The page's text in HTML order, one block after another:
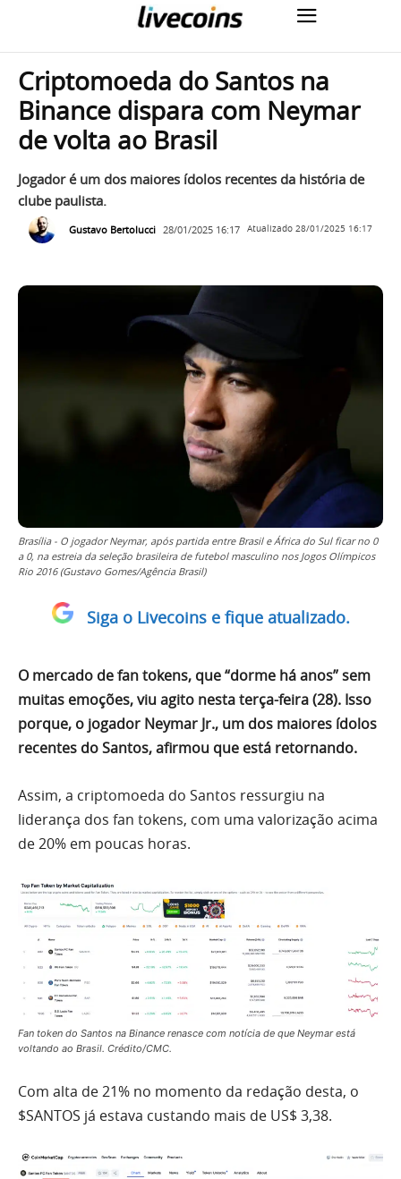
Criptomoeda do Santos na
Binance dispara com Neymar
de volta ao Brasil
Jogador é um dos maiores ídolos recentes da história de
clube paulista.
Gustavo Bertolucci 28/01/2025 16:17 Atualizado 28/01/2025 16:17
Brasília - O jogador Neymar, após partida entre Brasil e África do Sul ficar no 0
a 0, na estreia da seleção brasileira de futebol masculino nos Jogos Olímpicos
Rio 2016 (Gustavo Gomes/Agência Brasil)
Siga o Livecoins e fique atualizado.
O mercado de fan tokens, que “dorme há anos” sem
muitas emoções, viu agito nesta terça-feira (28). Isso
porque, o jogador Neymar Jr., um dos maiores ídolos
recentes do Santos, afirmou que está retornando.
Assim, a criptomoeda do Santos ressurgiu na
liderança dos fan tokens, com uma valorização acima
de 20% em poucas horas.
Fan token do Santos na Binance renasce com notícia de que Neymar está
voltando ao Brasil. Crédito/CMC.
Com alta de 21% no momento da redação desta, o
$SANTOS já estava custando mais de US$ 3,38.